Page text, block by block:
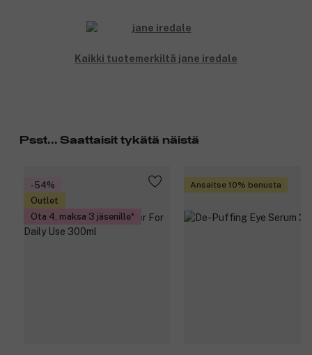
Kaikki tuotemerkiltä jane iredale
Psst... Saattaisit tykätä näistä
-54%
Outlet
Ota 4, maksa 3 jäsenille
Ansaitse 10% bonusta